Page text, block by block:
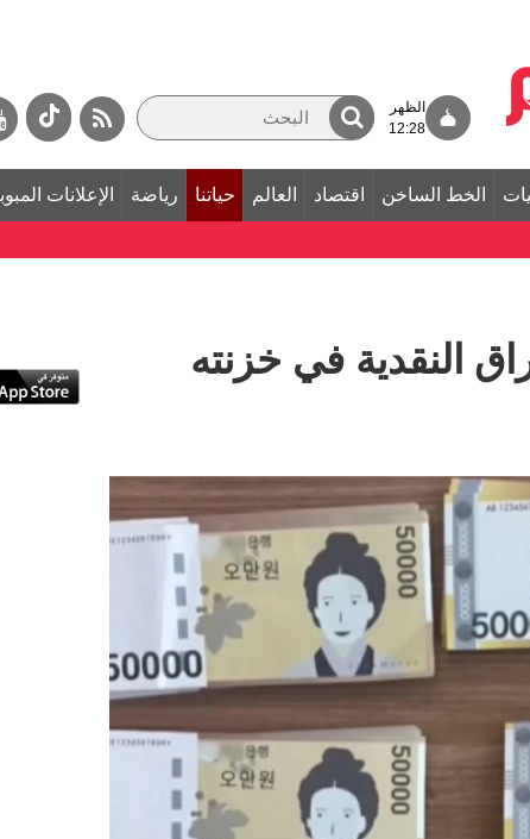
الظهر
12:28
الخط الساخن اقتصاد العالم حياتنا رياضة الإعلانات
النقدية في خزنته